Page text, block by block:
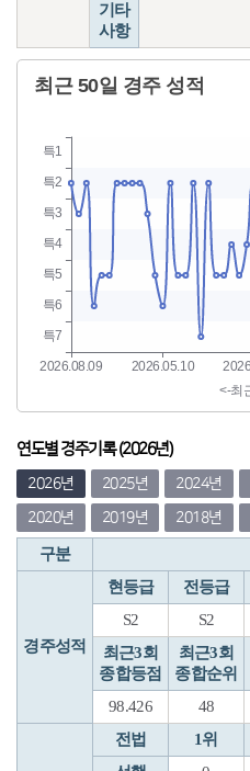
기타
사항
연도별 경주기록 (2026년)
2026년 2025년 2024년
2020년
2019년 2018년
구분
경주성적
현등급 전등급
S2
S2
최근3회
종합등점
최근3회
종합순위
98.426 48
전법 1위